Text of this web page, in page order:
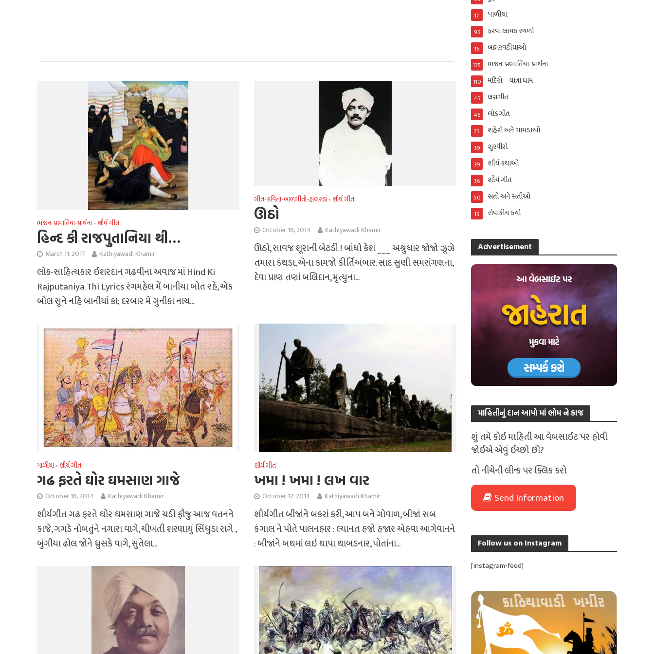
ભજન-પ્રભાતિયા-પ્રાર્થના • શૌર્ય ગીત
હિન્દ કી રાજપુતાનિયા થી…
March 11, 2017 Kathiyawadi Khamir
લોક-સાહિત્યકાર ઈશરદાન ગઢવીના અવાજ માં Hind Ki
Rajputaniya Thi Lyrics રંગમહેલ મેં બાનીયા બોત રહે, એક
બોલ સુને નહિ બાનીયાં કા; દરબાર મેં ગુનીકા નાચ...
ગીત-કવિતા-બાળગીતો-હાલરડાં• શૌર્ય ગીત
ઊઠો
October 18, 2014 Kathiyawadi Khamir
ઊઠો, સાવજ શૂરાની બેટડી ! બાંધો કેશ ___ અશ્રુધાર જોજો ઝૂઝે
તમારા કંથડા, એના કામજો કીર્તિઅંબાર. સાદ સુણી સમરાંગણના,
દેવા પ્રાણ તણાં બલિદાન, મૃત્યુના...
પાળીયા • શૌર્ય ગીત
ગઢ ફરતે ઘોર ઘમસાણ ગાજે
October 18, 2014 Kathiyawadi Khamir
શૌર્યગીત ગઢ ફરતે ઘોર ઘમસાણ ગાજે ચડી ફૌજુ આજ વતનને
કાજે, ગગડે નોબતુંને નગારા વાગે, ચીખતી શરણાયું સિંધુડા રાગે ,
બુંગીયા ઢોલ જોને ધ્રુસકે વાગે, સુતેલા...
શૌર્ય ગીત
ખમા ! ખમા ! લખ વાર
October 12, 2014 Kathiyawadi Khamir
શૌર્યગીત બીજાંને બકરાં કરી, આપ બને ગોવાળ, બીજાં સબ
કંગાલ ને પોતે પાલનહાર : લ્યાનત હજો હજાર એહવા આગેવાનને
: બીજાંને બથમાં લઇ થાપા થાબડનાર, પોતાંના...
પાળીયા
17
ફરવા લાયક સ્થળો
96
બહારવટીયાઓ
16
ભજન-પ્રભાતિયા-પ્રાર્થના
135
મંદિરો – યાત્રા ધામ
110
લગ્નગીત
45
લોકગીત
46
શહેરો અને ગામડાઓ
73
શુરવીરો
39
શૌર્ય કથાઓ
39
શૌર્ય ગીત
36
સંતો અને સતીઓ
50
સેવાકીય કર્યો
19
Advertisement
માહિતીનું દાન આપો માં ભોમ ને કાજ
શું તમે કોઈ માહિતી આ વેબસાઈટ પર હોવી
જોઈએ એવું ઈચ્છો છો?
તો નીચેની લીન્ક પર ક્લિક કરો
Send Information
Follow us on Instagram
[instagram-feed]